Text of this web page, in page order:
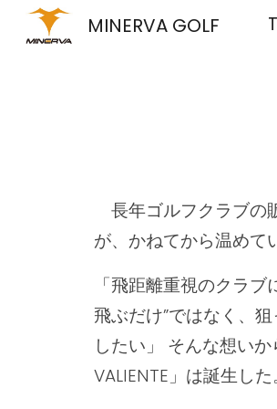
MINERVA GOLF
長年ゴルフクラブの
が、かねてから温めて
「飛距離重視のクラ
飛ぶだけ”ではなく、
したい」 そんな想い
VALIENTE」は誕生した。